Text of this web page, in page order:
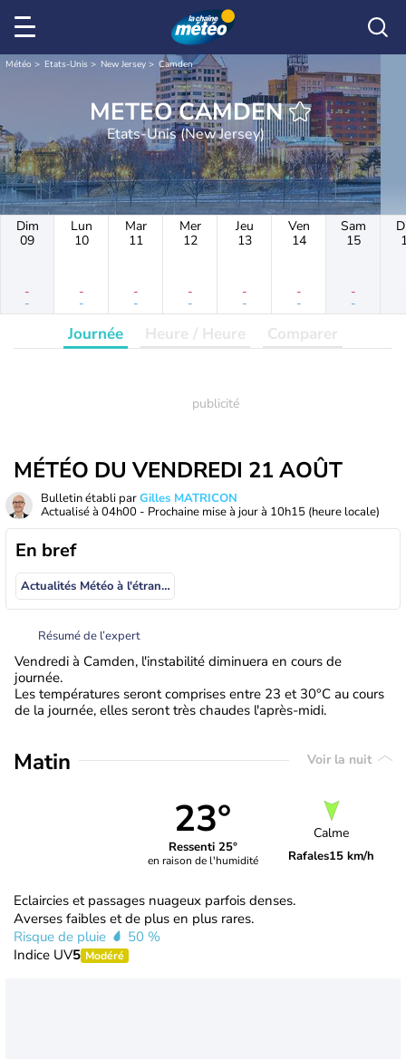
Météo Etats-Unis New Jersey Camden
METEO CAMDEN
Etats-Unis (New Jersey)
Dim
09
-
-
Lun
10
-
-
Mar
11
-
-
Mer
12
-
-
Jeu
13
-
-
Ven
14
-
-
Sam
15
-
-
Journée Heure / Heure Comparer
MÉTÉO DU VENDREDI 21 AOÛT
Bulletin établi parGilles MATRICON
Actualisé à 04h00 - Prochaine mise à jour à 10h15 (heure locale)
En bref
Actualités Météo à l'étranger
Résumé de l’expert
Vendredi à Camden, l'instabilité diminuera en cours de
journée.
Les températures seront comprises entre 23 et 30°C au cours
de la journée, elles seront très chaudes l'après-midi.
Matin Voir la nuit
23°
Ressenti 25°
en raison de l'humidité
Calme
Rafales15 km/h
Eclaircies et passages nuageux parfois denses.
Averses faibles et de plus en plus rares.
Risque de pluie
50 %
Indice UV5 Modéré